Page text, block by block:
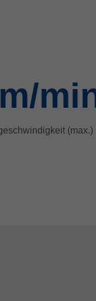
m/
(max.)